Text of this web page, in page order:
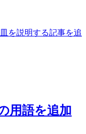
を説明する記事を追
用語を追加